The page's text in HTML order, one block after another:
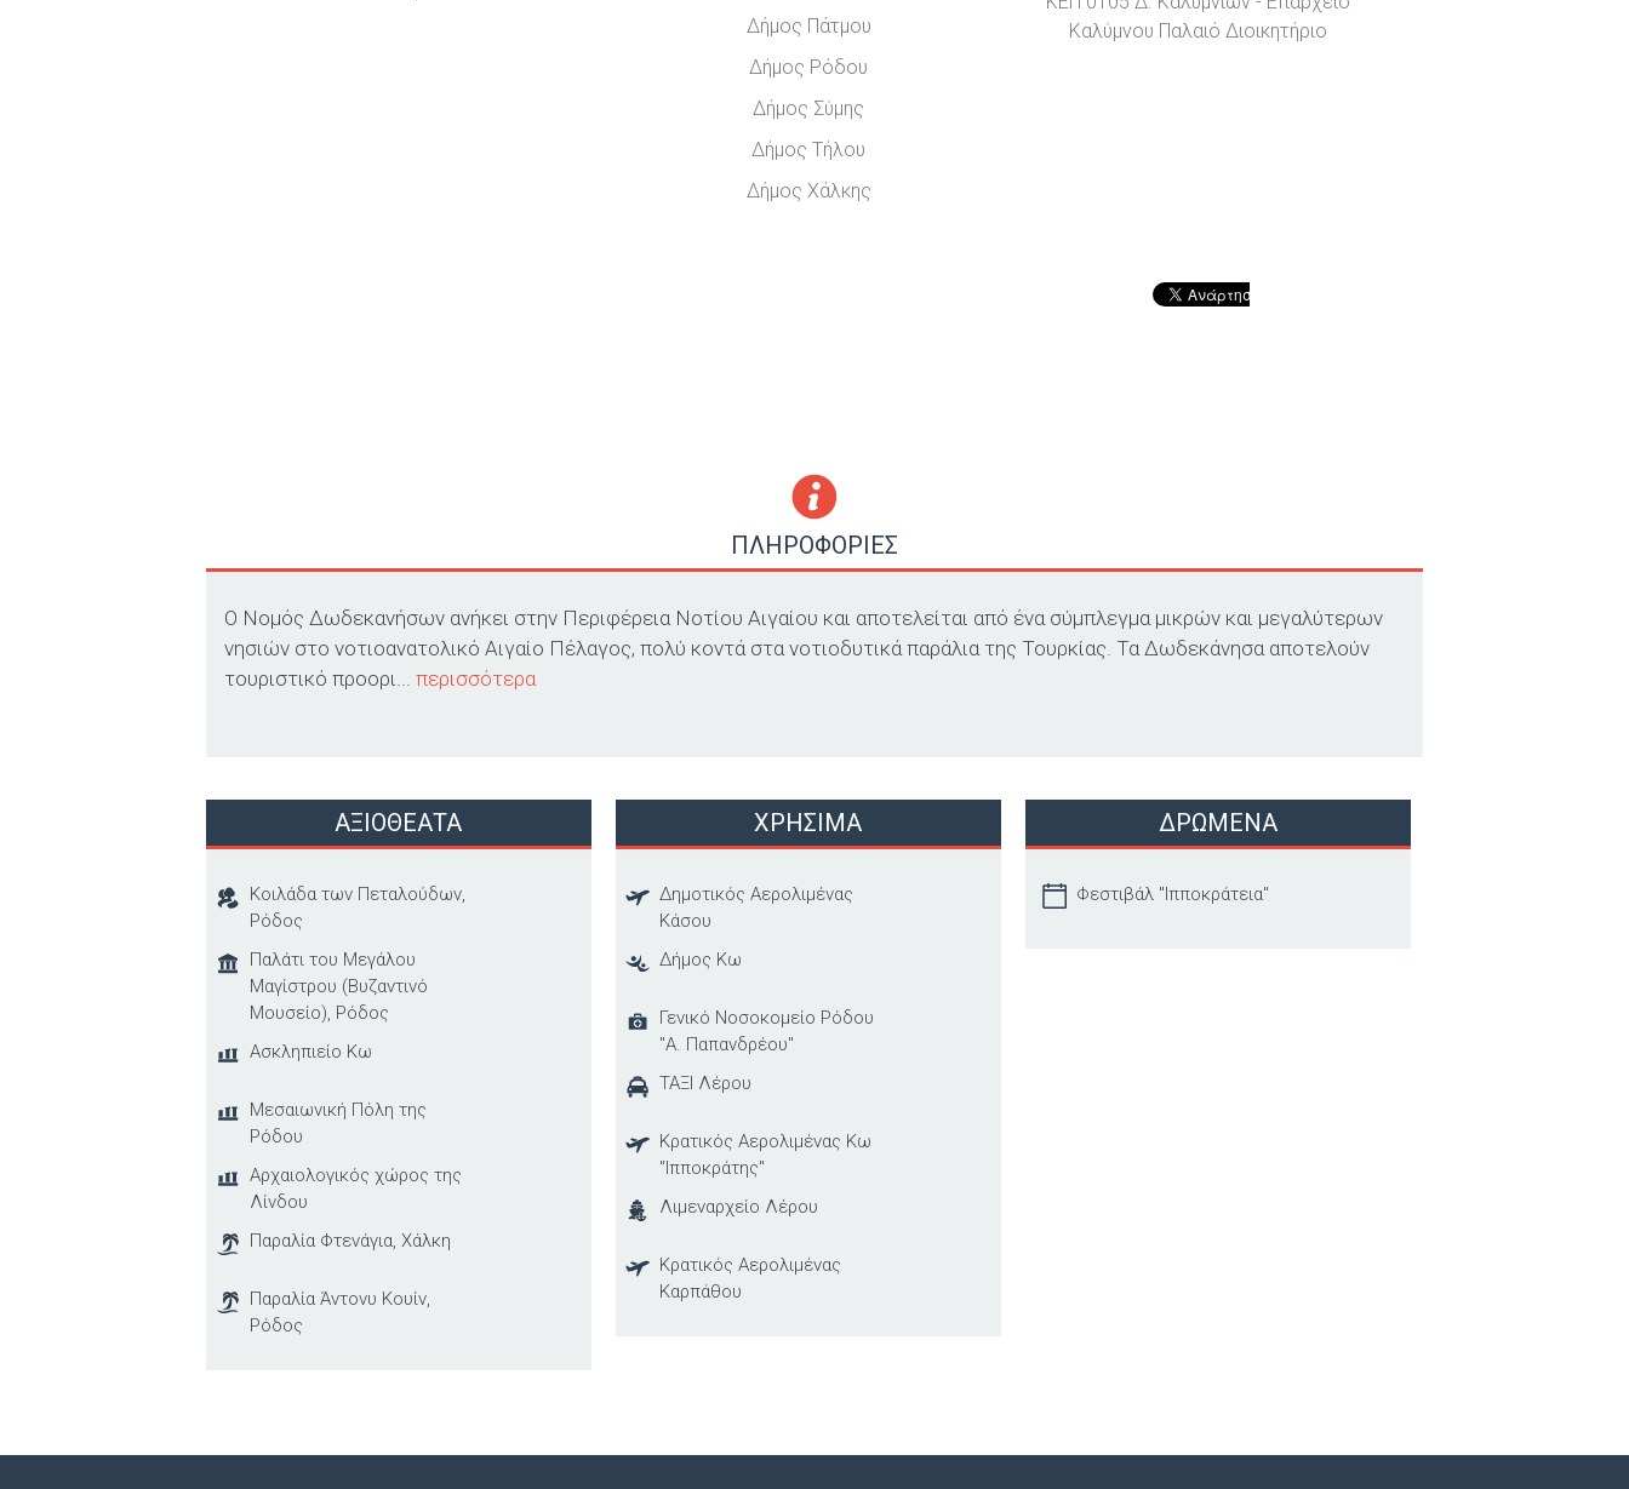
Δήμος Πάτμου
Δήμος Ρόδου
Δήμος Σύμης
Δήμος Τήλου
Δήμος Χάλκης
Καλύμνου Παλαιό Διοικητήριο
ΠΛΗΡΟΦΟΡΙΕΣ
Ο Νομός Δωδεκανήσων ανήκει στην Περιφέρεια Νοτίου Αιγαίου και αποτελείται από ένα σύμπλεγμα μικρών και μεγαλύτερων
νησιών στο νοτιοανατολικό Αιγαίο Πέλαγος, πολύ κοντά στα νοτιοδυτικά παράλια της Τουρκίας. Τα Δωδεκάνησα αποτελούν
τουριστικό προορι... περισσότερα
ΑΞΙΟΘΕΑΤΑ
Kοιλάδα των Πεταλούδων,
Ρόδος
Παλάτι του Μεγάλου
Μαγίστρου (Βυζαντινό
Μουσείο), Ρόδος
Ασκληπιείο Κω
Μεσαιωνική Πόλη της
Ρόδου
Αρχαιολογικός χώρος της
Λίνδου
Παραλία Φτενάγια, Χάλκη
Παραλία Άντονυ Κουίν,
Ρόδος
ΧΡΗΣΙΜΑ
Δημοτικός Αερολιμένας
Κάσου
Δήμος Κω
Γενικό Νοσοκομείο Ρόδου
"Α. Παπανδρέου"
ΤΑΞΙ Λέρου
Κρατικός Αερολιμένας Κω
"Ιπποκράτης"
Λιμεναρχείο Λέρου
Κρατικός Αερολιμένας
Καρπάθου
ΔΡΩΜΕΝΑ
Φεστιβάλ "Ιπποκράτεια"